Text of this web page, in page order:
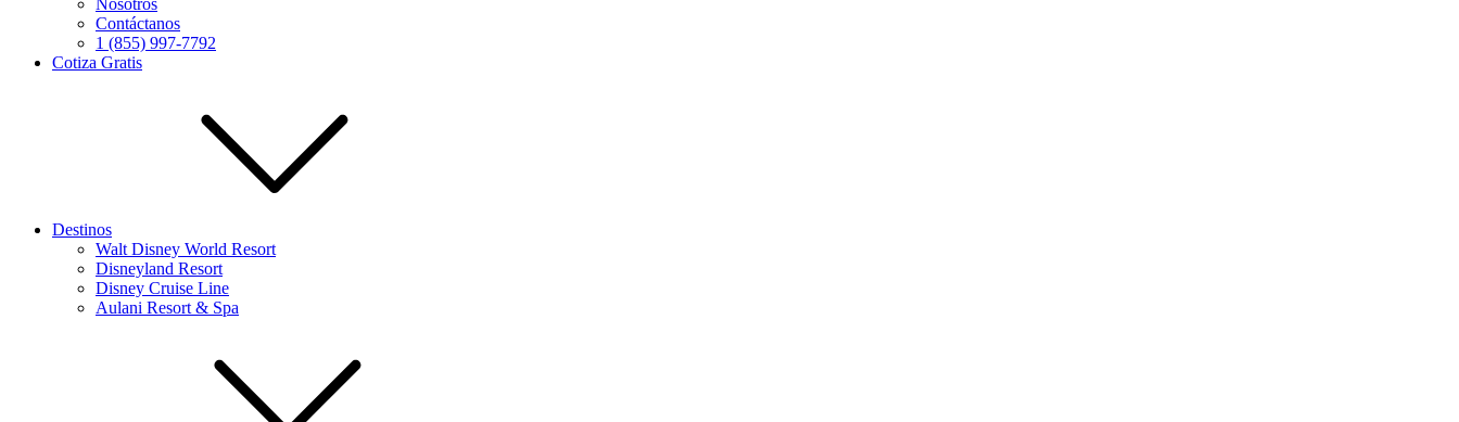
Nosotros
Contáctanos
1 (855) 997-7792
Cotiza Gratis
Destinos
Walt Disney World Resort
Disneyland Resort
Disney Cruise Line
Aulani Resort & Spa